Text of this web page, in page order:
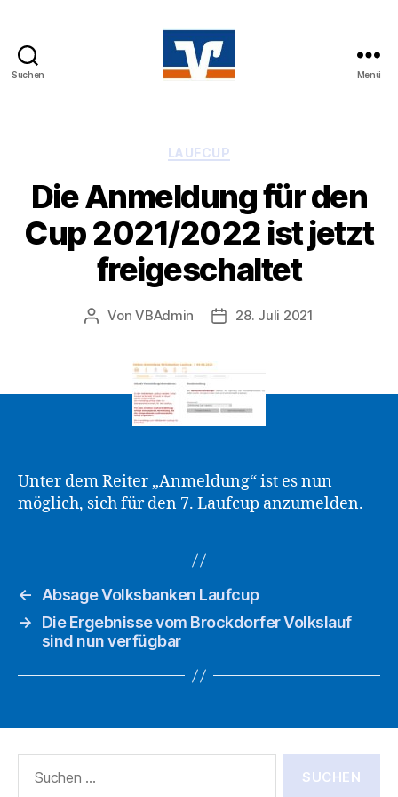
Suchen Menü
Kategorien
LAUFCUP
Die Anmeldung für den
Cup 2021/2022 ist jetzt
freigeschaltet
Beitragsautor
VonVBAdmin Veröffentlichungsdatum
28. Juli 2021
Unter dem Reiter „Anmeldung“ ist es nun
möglich, sich für den 7. Laufcup anzumelden.
← Absage Volksbanken Laufcup
→
Die Ergebnisse vom Brockdorfer Volkslauf
sind nun verfügbar
nach: